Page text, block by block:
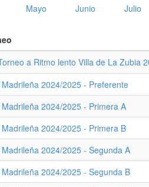
Mayo Junio Julio
a Ritmo lento Villa de La Zubia
Madrileña 2024/2025 - Preferente
Madrileña 2024/2025 - Primera A
Madrileña 2024/2025 - Primera B
Madrileña 2024/2025 - Segunda A
Madrileña 2024/2025 - Segunda B